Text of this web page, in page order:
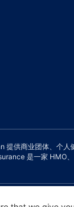
供商业团体、个人
是一家 HMO
协助 |隐私惯例通知使